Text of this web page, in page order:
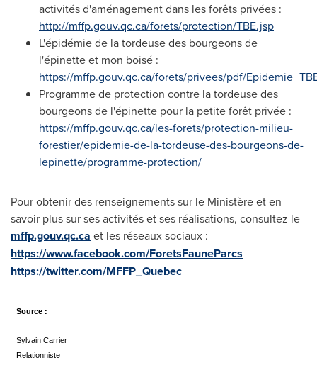
activités d'aménagement dans les forêts privées :
http://mffp.gouv.qc.ca/forets/protection/TBE.jsp
L'épidémie de la tordeuse des bourgeons de
l'épinette et mon boisé :
https://mffp.gouv.qc.ca/forets/privees/pdf/
Programme de protection contre la tordeuse des
bourgeons de l'épinette pour la petite forêt privée :
https://mffp.gouv.qc.ca/les-forets/protection-milieu-
forestier/epidemie-de-la-tordeuse-des-bourgeons-de-
lepinette/programme-protection/
Pour obtenir des renseignements sur le Ministère et en
savoir plus sur ses activités et ses réalisations, consultez le
mffp.gouv.qc.ca et les réseaux sociaux :
https://www.facebook.com/ForetsFauneParcs
https://twitter.com/MFFP_Quebec
Source :
Sylvain Carrier
Relationniste